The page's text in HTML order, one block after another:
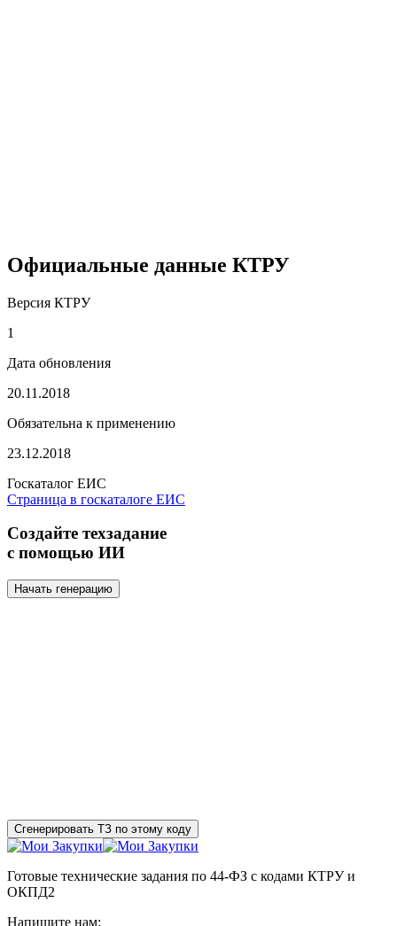
Официальные данные КТРУ
Версия КТРУ
1
Дата обновления
20.11.2018
Обязательна к применению
23.12.2018
Госкаталог ЕИС
Страница в госкаталоге ЕИС
Создайте техзадание
с помощью ИИ
Начать генерацию
Сгенерировать ТЗ по этому коду
Готовые технические задания по 44-ФЗ с кодами КТРУ и
ОКПД2
Напишите нам: